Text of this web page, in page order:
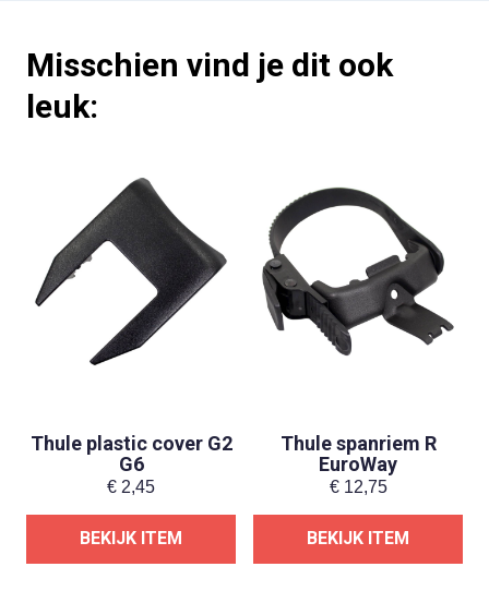
Misschien vind je dit ook
leuk:
Thule plastic cover G2
G6
€ 2,45
BEKIJK ITEM
Thule spanriem R
EuroWay
€12,75
BEKIJK ITEM